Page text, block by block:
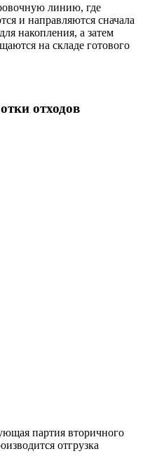
линию, где
и направляются сначала
накопления, а затем
на складе готового
отходов
партия вторичного
отгрузка